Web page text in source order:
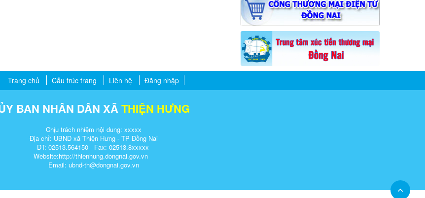
Trang chủ Cấu trúc trang Liên hệ Đăng nhập
BAN NHÂN DÂN XÃTHIỆN HƯNG
Chịu trách nhiệm nội dung: xxxxx
Địa chỉ: UBND xã Thiện Hưng - TP Đồng Nai
ĐT: 02513.564150 - Fax: 02513.8xxxxx
Website:http://thienhung.dongnai.gov.vn
Email: ubnd-th@dongnai.gov.vn​